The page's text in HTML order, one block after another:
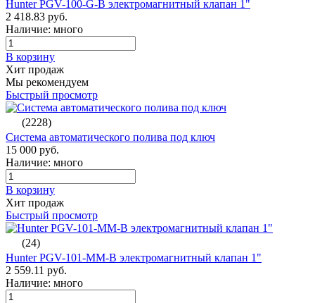
Hunter PGV-100-G-B электромагнитный клапан 1"
2 418.83 руб.
Наличие: много
В корзину
Хит продаж
Мы рекомендуем
Быстрый просмотр
(2228)
Система автоматического полива под ключ
15 000 руб.
Наличие: много
В корзину
Хит продаж
Быстрый просмотр
(24)
Hunter PGV-101-MM-B электромагнитный клапан 1"
2 559.11 руб.
Наличие: много